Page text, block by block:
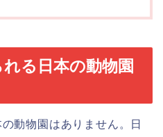
る日本の動物園
動物園はありません。日